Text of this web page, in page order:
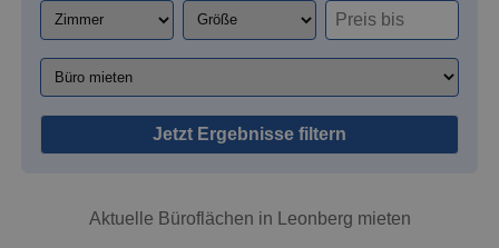
Jetzt Ergebnisse filtern
Aktuelle Büroflächen in Leonberg mieten